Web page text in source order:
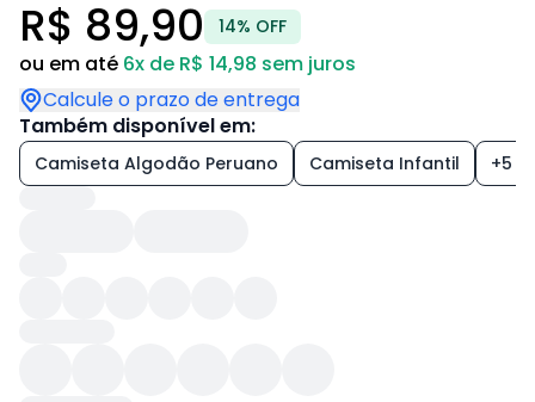
R$ 89,90 14% OFF
ou em até 6x de R$ 14,98 sem juros
Calcule o prazo de entrega
Também disponível em:
Camiseta Algodão Peruano Camiseta Infantil +5